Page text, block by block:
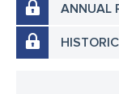
ANNUAL